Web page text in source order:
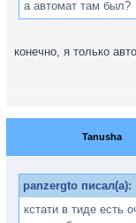
а автомат там был?
конечно, я только
Tanusha
panzergto писал(а):
кстати в тиде есть